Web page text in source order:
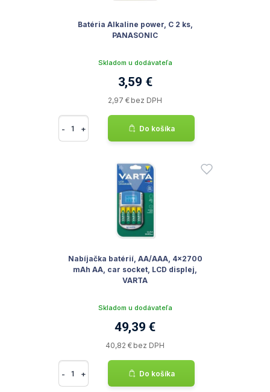
Batéria Alkaline power, C 2 ks,
PANASONIC
Skladom u dodávateľa
3,59 €
2,97 € bez DPH
- + Do košíka
Nabíjačka batérií, AA/AAA, 4x2700
mAh AA, car socket, LCD displej,
VARTA
Skladom u dodávateľa
49,39 €
40,82 € bez DPH
- + Do košíka